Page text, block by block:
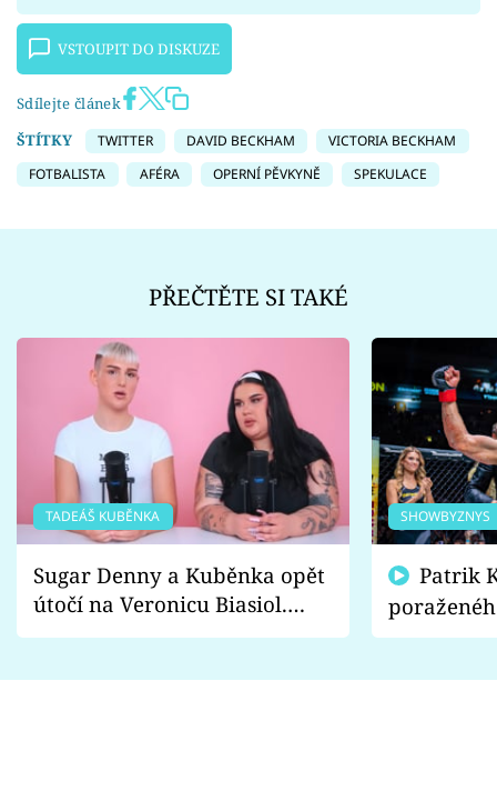
VSTOUPIT DO DISKUZE
Sdílejte článek
ŠTÍTKY
TWITTER DAVID BECKHAM
VICTORIA BECKHAM
FOTBALISTA
AFÉRA OPERNÍ PĚVKYNĚ SPEKULACE
PŘEČTĚTE SI TAKÉ
TADEÁŠ KUBĚNKA
Sugar Denny a Kuběnka opět
útočí na Veronicu Biasiol.
Proč je podle nich falešná a
SHOWBYZNYS
fanoušci